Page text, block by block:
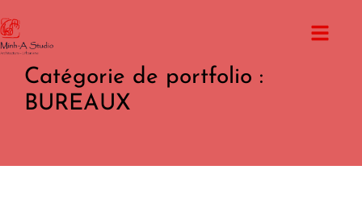
Catégorie de portfolio :
BUREAUX